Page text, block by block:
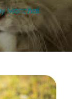
Marchal